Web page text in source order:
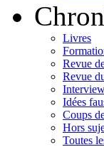
Livres
Revue
Revue
Idées
Coups
Hors
Toutes